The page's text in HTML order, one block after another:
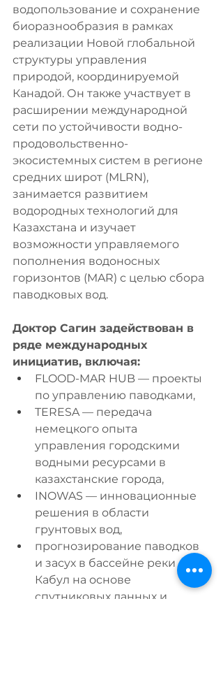
водопользование и сохранение
биоразнообразия в рамках
реализации Новой глобальной
структуры управления
природой, координируемой
Канадой. Он также участвует в
расширении международной
сети по устойчивости водно-
продовольственно-
экосистемных систем в регионе
средних широт (MLRN),
занимается развитием
водородных технологий для
Казахстана и изучает
возможности управляемого
пополнения водоносных
горизонтов (MAR) с целью сбора
паводковых вод.
Доктор Сагин задействован в
ряде международных
инициатив, включая:
FLOOD-MAR HUB — проекты
по управлению паводками,
TERESA — передача
немецкого опыта
управления городскими
водными ресурсами в
казахстанские города,
INOWAS — инновационные
решения в области
грунтовых вод,
прогнозирование паводков
и засух в бассейне реки
Кабул на основе
спутниковых данных и